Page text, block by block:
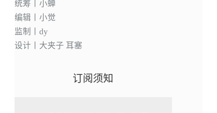
统筹丨小蝉
编辑丨小觉
监制丨dy
设计丨大夹子 耳塞
订阅须知